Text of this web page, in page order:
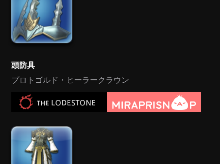
頭防具
プロトゴルド・ヒーラークラウン